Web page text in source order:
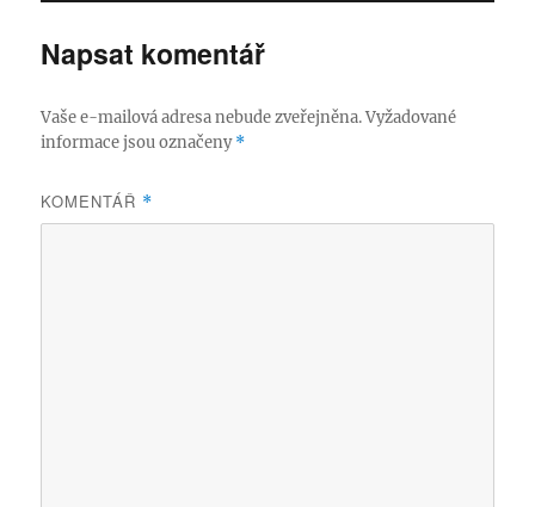
Napsat komentář
Vaše e-mailová adresa nebude zveřejněna. Vyžadované
informace jsou označeny*
KOMENTÁŘ *